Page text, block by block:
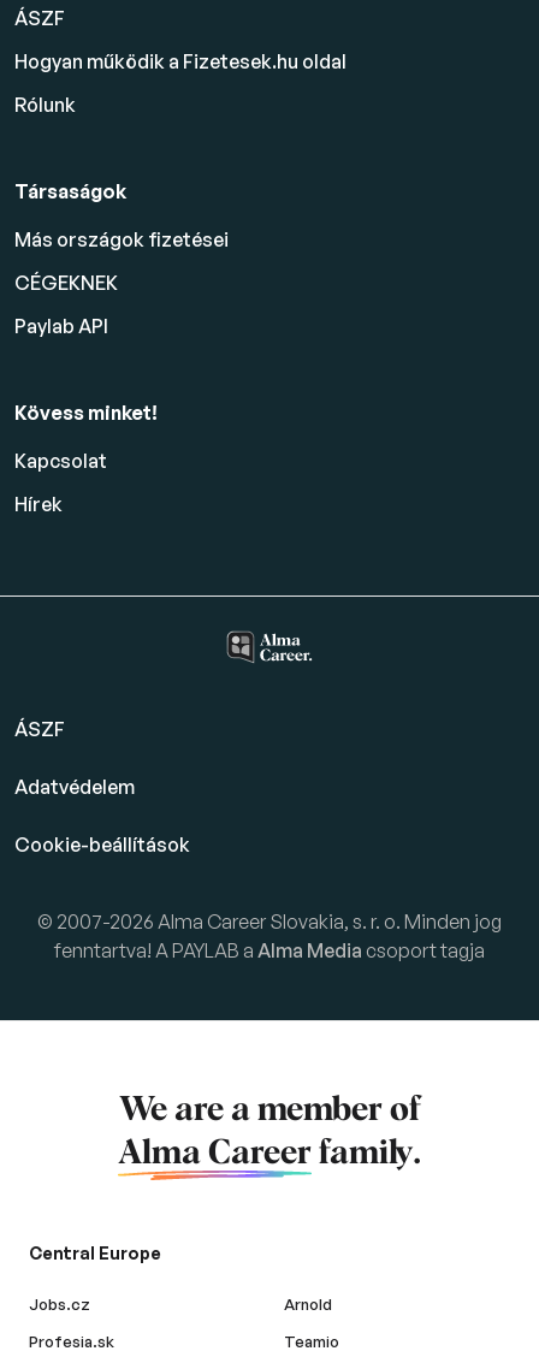
ÁSZF
Hogyan működik a Fizetesek.hu oldal
Rólunk
Társaságok
Más országok fizetései
CÉGEKNEK
Paylab API
Kövess minket!
Kapcsolat
Hírek
ÁSZF
Adatvédelem
Cookie-beállítások
© 2007-2026 Alma Career Slovakia, s. r. o. Minden jog
fenntartva! A PAYLAB a Alma Media csoport tagja
We are a member of
Alma Career family.
Central Europe
Jobs.cz
Profesia.sk
Arnold
Teamio